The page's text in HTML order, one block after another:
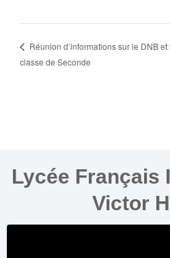
Réunion d’informations sur le DNB et
classe de Seconde
Lycée Français
Victor